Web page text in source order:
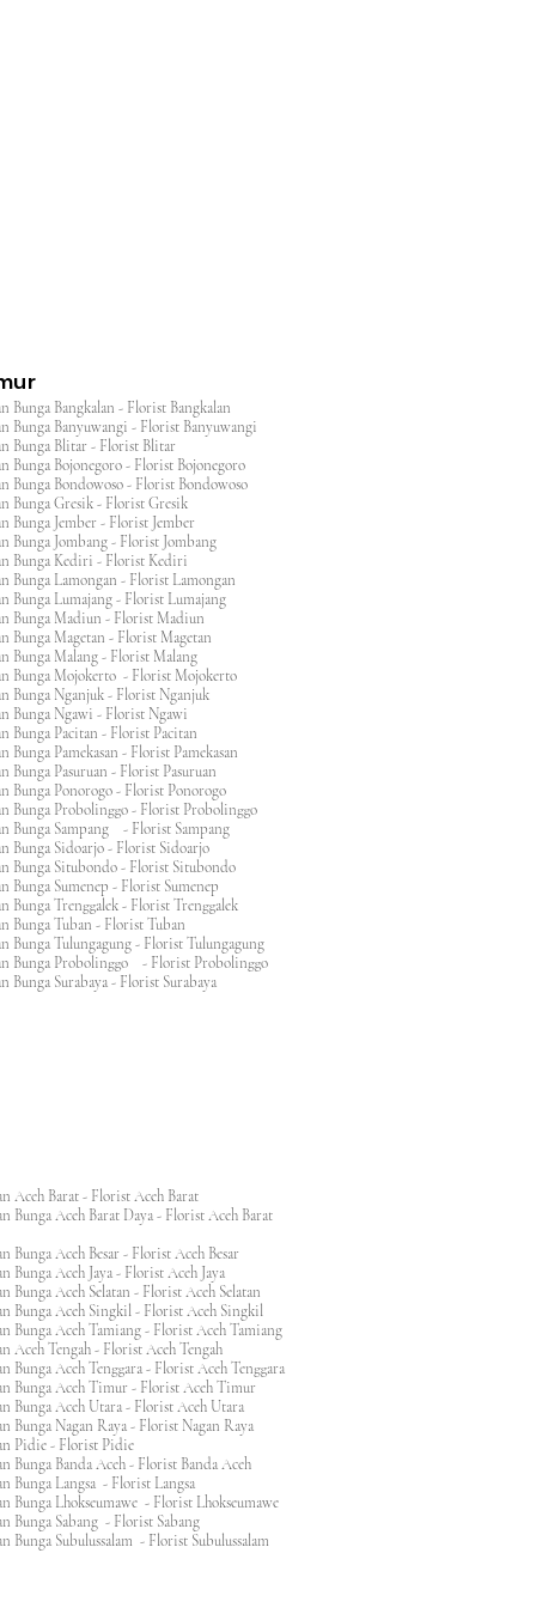
Bunga Bangkalan - Florist Bangkalan
Bunga Banyuwangi - Florist Banyuwangi
Bunga Blitar - Florist Blitar
Bunga Bojonegoro - Florist Bojonegoro
Bunga Bondowoso - Florist Bondowoso
Bunga Gresik - Florist Gresik
Bunga Jember - Florist Jember
Bunga Jombang - Florist Jombang
Bunga Kediri - Florist Kediri
Bunga Lamongan - Florist Lamongan
Bunga Lumajang - Florist Lumajang
Bunga Madiun - Florist Madiun
Bunga Magetan - Florist Magetan
Bunga Malang - Florist Malang
Bunga Mojokerto - Florist Mojokerto
Bunga Nganjuk - Florist Nganjuk
Bunga Ngawi - Florist Ngawi
Bunga Pacitan - Florist Pacitan
Bunga Pamekasan - Florist Pamekasan
Bunga Pasuruan - Florist Pasuruan
Bunga Ponorogo - Florist Ponorogo
Bunga Probolinggo - Florist Probolinggo
Bunga Sampang - Florist Sampang
Bunga Sidoarjo - Florist Sidoarjo
Bunga Situbondo - Florist Situbondo
Bunga Sumenep - Florist Sumenep
Bunga Trenggalek - Florist Trenggalek
Bunga Tuban - Florist Tuban
Bunga Tulungagung - Florist Tulungagung
Bunga Probolinggo - Florist Probolinggo
Bunga Surabaya - Florist Surabaya
Aceh Barat - Florist Aceh Barat
Bunga Aceh Barat Daya - Florist Aceh Barat
Bunga Aceh Besar - Florist Aceh Besar
Bunga Aceh Jaya - Florist Aceh Jaya
Bunga Aceh Selatan - Florist Aceh Selatan
Bunga Aceh Singkil - Florist Aceh Singkil
Bunga Aceh Tamiang - Florist Aceh Tamiang
Aceh Tengah - Florist Aceh Tengah
Bunga Aceh Tenggara - Florist Aceh Tenggara
Bunga Aceh Timur - Florist Aceh Timur
Bunga Aceh Utara - Florist Aceh Utara
Bunga Nagan Raya - Florist Nagan Raya
Pidie - Florist Pidie
Bunga Banda Aceh - Florist Banda Aceh
Bunga Langsa - Florist Langsa
Bunga Lhokseumawe - Florist Lhokseumawe
Bunga Sabang - Florist Sabang
Bunga Subulussalam - Florist Subulussalam